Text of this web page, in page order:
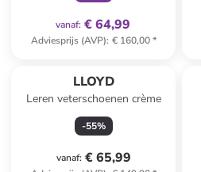
vanaf: € 64,99
Adviesprijs (AVP): € 160,00*
LLOYD
Leren veterschoenen crème
-55%
vanaf: € 65,99